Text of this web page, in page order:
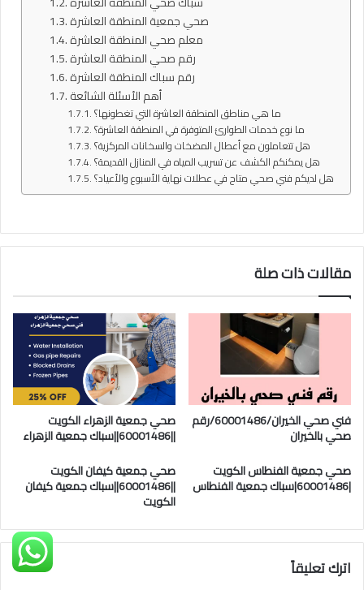
صحي جمعية المنطقة العاشرة
معلم صحي المنطقة العاشرة
رقم صحي المنطقة العاشرة
رقم سباك المنطقة العاشرة
أهم الأسئلة الشائعة
ما هي مناطق المنطقة العاشرة التي تغطونها؟
ما نوع خدمات الطوارئ المتوفرة في المنطقة العاشرة؟
هل تتعاملون مع أعطال المضخات والسخانات المركزية؟
هل يمكنكم الكشف عن تسريب المياه في المنازل القديمة؟
هل لديكم فني صحي متاح في عطلات نهاية الأسبوع والأعياد؟
مقالات ذات صلة
فني صحي الخيران/60001486/رقم
صحي بالخيران
صحي جمعية الزهراء الكويت
||60001486||سباك جمعية الزهراء
صحي جمعية الفنطاس الكويت
|60001486|سباك جمعية الفنطاس
صحي جمعية كيفان الكويت
||60001486||سباك جمعية كيفان
الكويت
اترك تعليقاً